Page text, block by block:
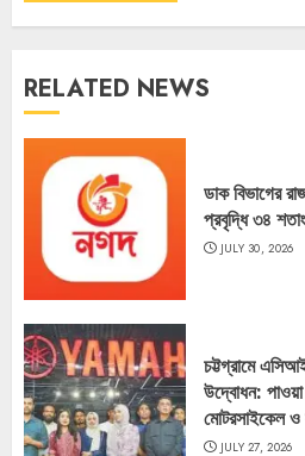
RELATED NEWS
ডাক বিভাগের
প্রবৃদ্ধি ৩৪
JULY 30, 2026
চট্টগ্রামে
উদ্বোধন: পাওয়া
মোটরসাইকেল ও
JULY 27, 2026